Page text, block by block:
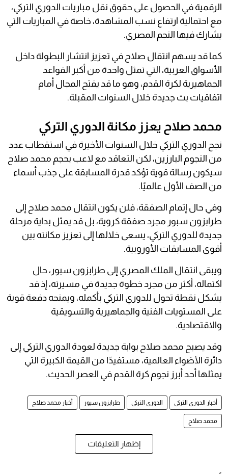
الرقمية في الحصول على حقوق نقل مباريات الدوري التركي،
مع احتمالية ارتفاع نسب المشاهدة، خاصة في المباريات التي
يشارك فيها النجم المصري.
كما قد يسهم انتقال صلاح في تعزيز انتشار البطولة داخل
الأسواق العربية، التي تمثل واحدة من أكبر القواعد
الجماهيرية لكرة القدم، وهو ما قد يفتح المجال أمام
اتفاقيات بث جديدة خلال السنوات المقبلة.
محمد صلاح يعزز مكانة الدوري التركي
نجح الدوري التركي خلال السنوات الأخيرة في استقطاب عدد
من النجوم البارزين، لكن التعاقد مع لاعب بحجم محمد صلاح
سيكون رسالة قوية تؤكد قدرة المسابقة على جذب أسماء
من الصف الأول عالميًا.
وفي حال إتمام الصفقة، فلن يكون انتقال محمد صلاح إلى
طرابزون سبور مجرد صفقة كروية، بل قد يمثل بداية مرحلة
جديدة للدوري التركي، يسعى خلالها إلى تعزيز مكانته بين
أقوى المسابقات الأوروبية.
ويبقى انتقال الملك المصري إلى طرابزون سبور، حال
اكتماله، أكثر من مجرد خطوة جديدة في مسيرته، إذ قد
يشكل نقطة تحول للدوري التركي بأكمله، ويمنحه دفعة قوية
على المستويات الفنية والجماهيرية والتسويقية
والاقتصادية.
وقد يصبح محمد صلاح بوابة جديدة لعودة الدوري التركي إلى
دائرة الأضواء العالمية، مستفيدًا من القيمة الكبيرة التي
يمثلها أحد أبرز نجوم كرة القدم في العصر الحديث.
أخبار الدوري التركي الدوري التركي طرابزون سبور أخبار محمد صلاح
محمد صلاح
إظهار التعليقات